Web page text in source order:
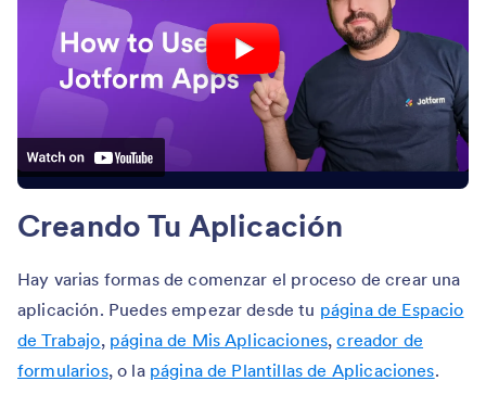
Creando Tu Aplicación
Hay varias formas de comenzar el proceso de crear una
aplicación. Puedes empezar desde tu página de Espacio
de Trabajo, página de Mis Aplicaciones,creador de
formularios, o la página de Plantillas de Aplicaciones.